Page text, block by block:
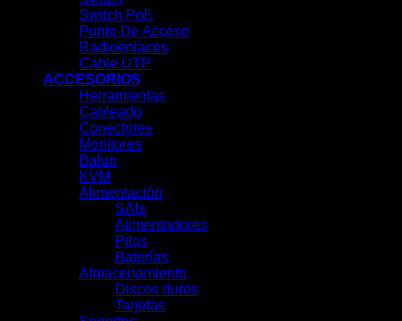
Switch PoE
Punto De Acceso
Radioenlaces
Cable UTP
ACCESORIOS
Herramientas
Cableado
Conectores
Monitores
Balun
KVM
Alimentación
SAIs
Alimentadores
Pilas
Baterías
Almacenamiento
Discos duros
Tarjetas